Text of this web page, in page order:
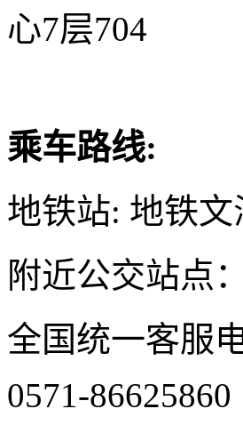
心7层704
乘车路线:
地铁站: 地铁
附近公交站点
全国统一客服电
0571-86625860